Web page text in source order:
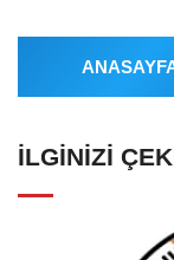
İLGINIZI